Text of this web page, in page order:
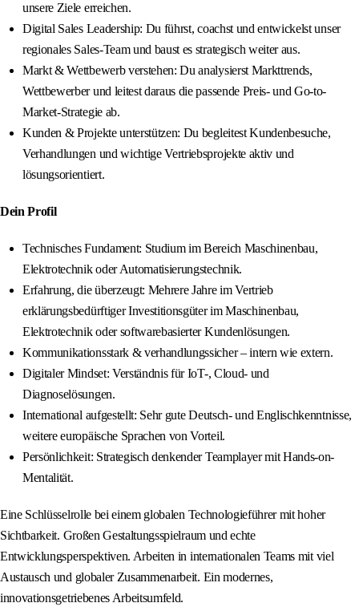
unsere Ziele erreichen.
Digital Sales Leadership: Du führst, coachst und entwickelst unser
regionales Sales-Team und baust es strategisch weiter aus.
Markt & Wettbewerb verstehen: Du analysierst Markttrends,
Wettbewerber und leitest daraus die passende Preis- und Go-to-
Market-Strategie ab.
Kunden & Projekte unterstützen: Du begleitest Kundenbesuche,
Verhandlungen und wichtige Vertriebsprojekte aktiv und
lösungsorientiert.
Dein Profil
Technisches Fundament: Studium im Bereich Maschinenbau,
Elektrotechnik oder Automatisierungstechnik.
Erfahrung, die überzeugt: Mehrere Jahre im Vertrieb
erklärungsbedürftiger Investitionsgüter im Maschinenbau,
Elektrotechnik oder softwarebasierter Kundenlösungen.
Kommunikationsstark & verhandlungssicher – intern wie extern.
Digitaler Mindset: Verständnis für IoT-, Cloud- und
Diagnoselösungen.
International aufgestellt: Sehr gute Deutsch- und Englischkenntnisse,
weitere europäische Sprachen von Vorteil.
Persönlichkeit: Strategisch denkender Teamplayer mit Hands-on-
Mentalität.
Eine Schlüsselrolle bei einem globalen Technologieführer mit hoher
Sichtbarkeit. Großen Gestaltungsspielraum und echte
Entwicklungsperspektiven. Arbeiten in internationalen Teams mit viel
Austausch und globaler Zusammenarbeit. Ein modernes,
innovationsgetriebenes Arbeitsumfeld.